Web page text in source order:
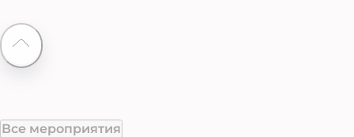
Все мероприятия